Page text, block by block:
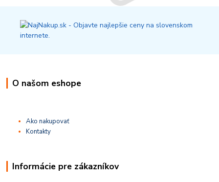
O našom eshope
Ako nakupovať
Kontakty
Informácie pre zákazníkov